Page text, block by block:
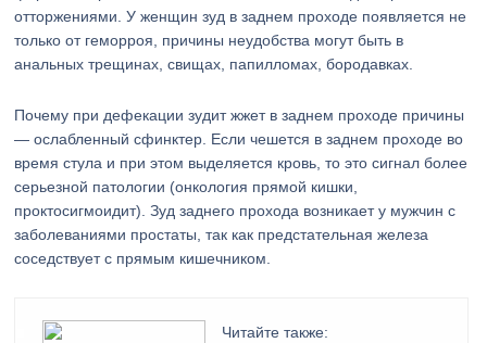
отторжениями. У женщин зуд в заднем проходе появляется не
только от геморроя, причины неудобства могут быть в
анальных трещинах, свищах, папилломах, бородавках.
Почему при дефекации зудит жжет в заднем проходе причины
— ослабленный сфинктер. Если чешется в заднем проходе во
время стула и при этом выделяется кровь, то это сигнал более
серьезной патологии (онкология прямой кишки,
проктосигмоидит). Зуд заднего прохода возникает у мужчин с
заболеваниями простаты, так как предстательная железа
соседствует с прямым кишечником.
Читайте также: